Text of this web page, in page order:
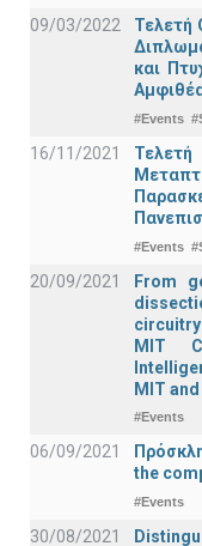
09/03/2022
Τελετή
και
#Events
16/11/2021
#Events
20/09/2021
From
MIT
MIT
#Events
06/09/2021
the
#Events
30/08/2021